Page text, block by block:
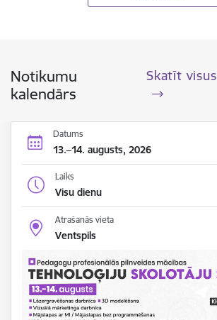
Notikumu
kalendārs
Skatīt
Datums
13.–14. augusts, 2026
Laiks
Visu dienu
Atrašanās vieta
Ventspils